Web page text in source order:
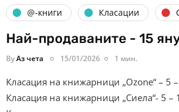
@-книги Класации
Най-продаваните - 15
ByАз чета 15/01/2026 1 мин.
Класация на книжарници „Ozone“ – 5
Класация на книжарници „Сиела“- 5 –